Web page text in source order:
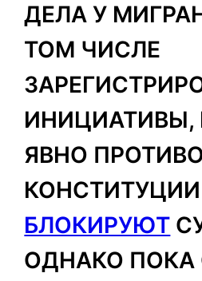
ДЕЛА У
ТОМ ЧИСЛЕ
ИНИЦИАТИВЫ,
ЯВНО
БЛОКИРУЮТ
ОДНАКО ПОКА